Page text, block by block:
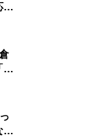
力
投
ダ